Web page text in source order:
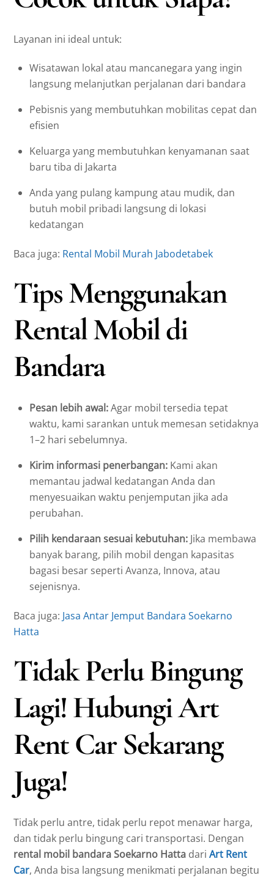
Layanan ini ideal untuk:
Wisatawan lokal atau mancanegara yang ingin
langsung melanjutkan perjalanan dari bandara
Pebisnis yang membutuhkan mobilitas cepat dan
efisien
Keluarga yang membutuhkan kenyamanan saat
baru tiba di Jakarta
Anda yang pulang kampung atau mudik, dan
butuh mobil pribadi langsung di lokasi
kedatangan
Baca juga: Rental Mobil Murah Jabodetabek
Tips Menggunakan
Rental Mobil di
Bandara
Pesan lebih awal:Agar mobil tersedia tepat
waktu, kami sarankan untuk memesan setidaknya
1–2 hari sebelumnya.
Kirim informasi penerbangan: Kami akan
memantau jadwal kedatangan Anda dan
menyesuaikan waktu penjemputan jika ada
perubahan.
Pilih kendaraan sesuai kebutuhan: Jika membawa
banyak barang, pilih mobil dengan kapasitas
bagasi besar seperti Avanza, Innova, atau
sejenisnya.
Baca juga: Jasa Antar Jemput Bandara Soekarno
Hatta
Tidak Perlu Bingung
Lagi! Hubungi Art
Rent Car Sekarang
Juga!
Tidak perlu antre, tidak perlu repot menawar harga,
dan tidak perlu bingung cari transportasi. Dengan
rental mobil bandara Soekarno Hatta dariArt Rent
Car, Anda bisa langsung menikmati perjalanan begitu